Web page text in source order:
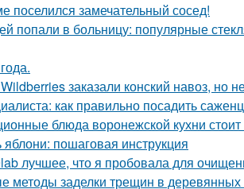
поселился замечательный сосед!
попали в больницу: популярные
заказали конский навоз, но
как правильно посадить
блюда воронежской кухни
яблони: пошаговая инструкция
лучшее, что я пробовала для
методы заделки трещин в деревянных